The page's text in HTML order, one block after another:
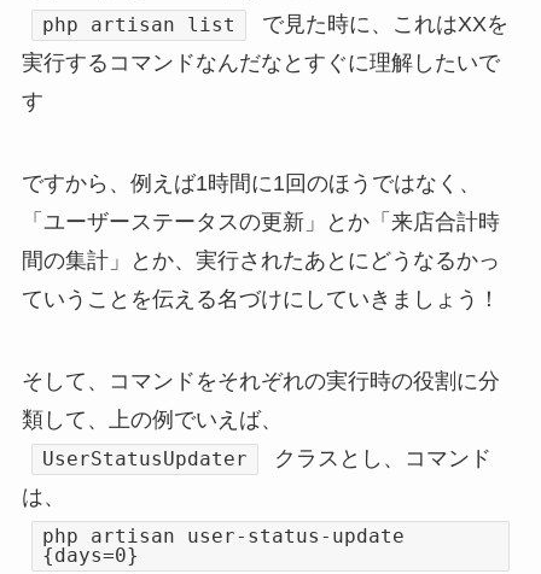
php artisan list
で見た時に、これはXXを
実行するコマンドなんだなとすぐに理解したいで
す
ですから、例えば1時間に1回のほうではなく、
「ユーザーステータスの更新」とか「来店合計時
間の集計」とか、実行されたあとにどうなるかっ
ていうことを伝える名づけにしていきましょう！
そして、コマンドをそれぞれの実行時の役割に分
類して、上の例でいえば、
UserStatusUpdater
クラスとし、コマンド
は、
php artisan user-status-update
{days=0}